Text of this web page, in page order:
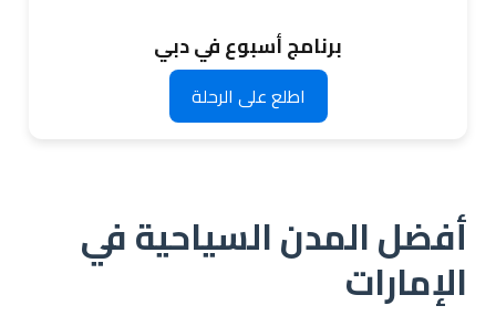
برنامج أسبوع في دبي
اطلع على الرحلة
أفضل المدن السياحية في
الإمارات